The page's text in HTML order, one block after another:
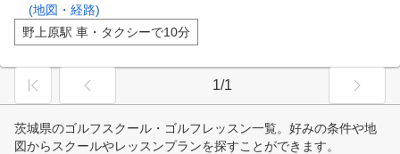
(地図・経路)
野上原駅 車・タクシーで10分
1/1
茨城県のゴルフスクール・ゴルフレッスン一覧。好みの条件や地
図からスクールやレッスンプランを探すことができます。